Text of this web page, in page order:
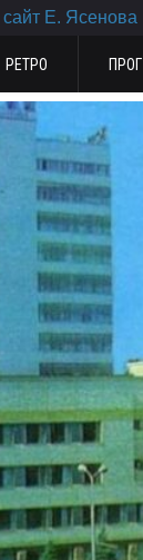
РЕТРО